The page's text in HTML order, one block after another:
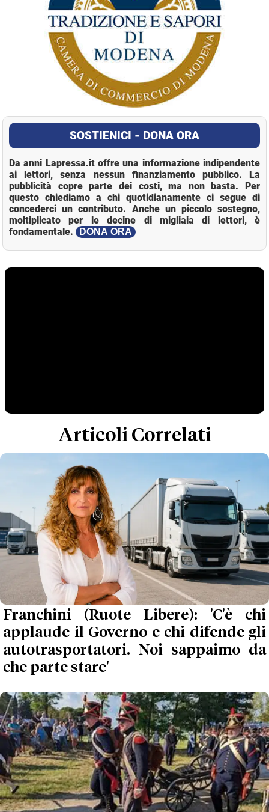
SOSTIENICI - DONA ORA
Da anni Lapressa.it offre una informazione indipendente
ai lettori, senza nessun finanziamento pubblico. La
pubblicità copre parte dei costi, ma non basta. Per
questo chiediamo a chi quotidianamente ci segue di
concederci un contributo. Anche un piccolo sostegno,
moltiplicato per le decine di migliaia di lettori, è
fondamentale.
DONA ORA
Articoli Correlati
Franchini (Ruote Libere): 'C'è chi
applaude il Governo e chi difende gli
autotrasportatori. Noi sappaimo da
che parte stare'